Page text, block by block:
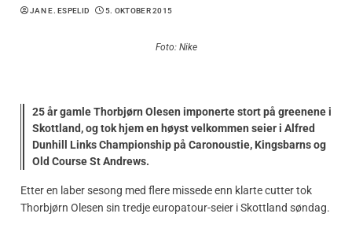
JAN E. ESPELID 5. OKTOBER 2015
Foto: Nike
25 år gamle Thorbjørn Olesen imponerte stort på greenene i
Skottland, og tok hjem en høyst velkommen seier i Alfred
Dunhill Links Championship på Caronoustie, Kingsbarns og
Old Course St Andrews.
Etter en laber sesong med flere missede enn klarte cutter tok
Thorbjørn Olesen sin tredje europatour-seier i Skottland søndag.